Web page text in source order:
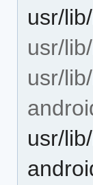
usr/
usr/
usr/
usr/